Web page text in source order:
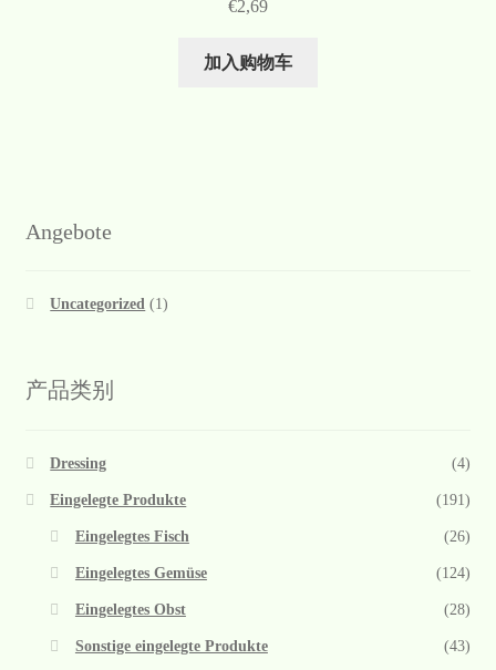
€2,69
加入购物车
Angebote
Uncategorized (1)
产品类别
Dressing (4)
Eingelegte Produkte (191)
Eingelegtes Fisch (26)
Eingelegtes Gemüse (124)
Eingelegtes Obst (28)
Sonstige eingelegte Produkte (43)